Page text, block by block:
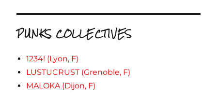
PUNKS COLLECTIVES
1234! (Lyon, F)
LUSTUCRUST (Grenoble, F)
MALOKA (Dijon, F)